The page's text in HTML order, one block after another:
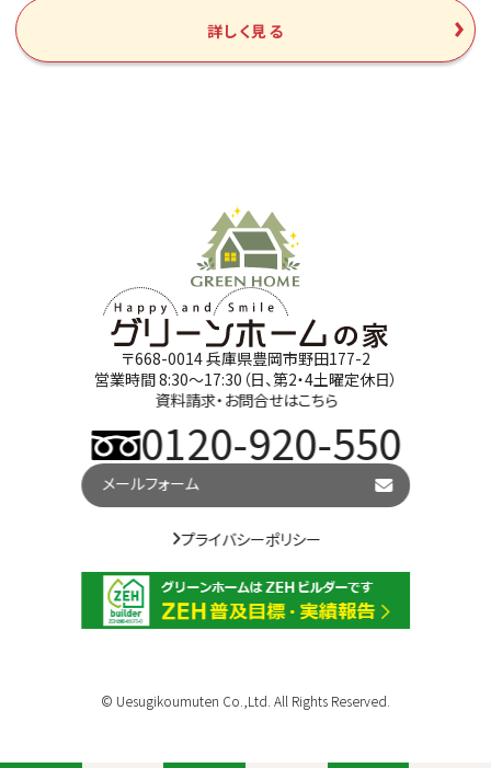
詳しく見る
〒668-0014 兵庫県豊岡市野田177-2
営業時間 8:30～17:30（日、第2・4土曜定休日）
資料請求・お問合せはこちら
0120-920-550
メールフォーム
プライバシーポリシー
© Uesugikoumuten Co.,Ltd. All Rights Reserved.